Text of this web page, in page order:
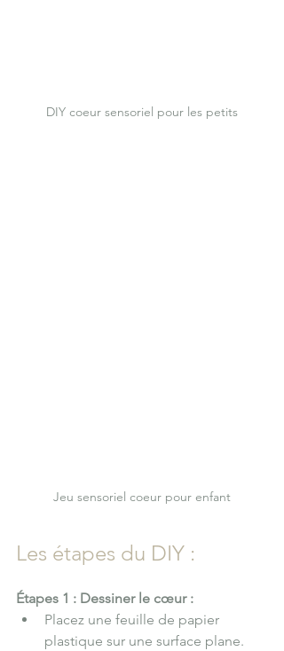
DIY coeur sensoriel pour les petits
Jeu sensoriel coeur pour enfant
Les étapes du DIY :
Étapes 1 : Dessiner le cœur :
Placez une feuille de papier
plastique sur une surface plane.